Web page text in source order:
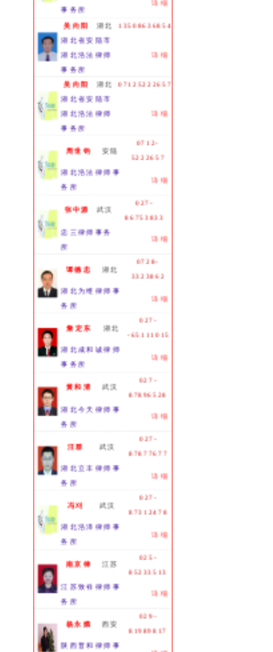
事务所
吴向阳 湖北
13508636854
湖北省安陆市
湖北浩法律师
事务所
详细
吴向阳 湖北
07125222657
湖北省安陆市
湖北浩法律师
事务所
详细
周世钧 安陆
0712-
5222657
湖北浩法律师事
务所
详细
张中源 武汉
027-
86753833
忠三律师事务
所
详细
谭德忠 湖北
0728-
3323862
湖北为维律师事
务所
详细
詹定东 湖北
027-
-65111015
湖北成和诚律师
事务所
详细
黄和清 武汉
027-
87896528
湖北今天律师事
务所
详细
汪群 武汉
027-
87877677
湖北立丰律师事
务所
详细
冯刈 武汉
027-
87312478
湖北浩泽律师事
务所
详细
南京律 江苏
025-
85233513
江苏致祥律师事
务所
详细
杨永娥 西安
029-
81989817
陕西普和律师事
详细